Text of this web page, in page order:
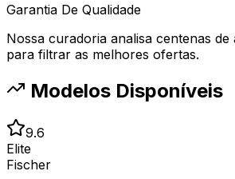
Garantia De Qualidade
Nossa curadoria analisa centenas de
para filtrar as melhores ofertas.
Modelos Disponíveis
9.6
Elite
Fischer